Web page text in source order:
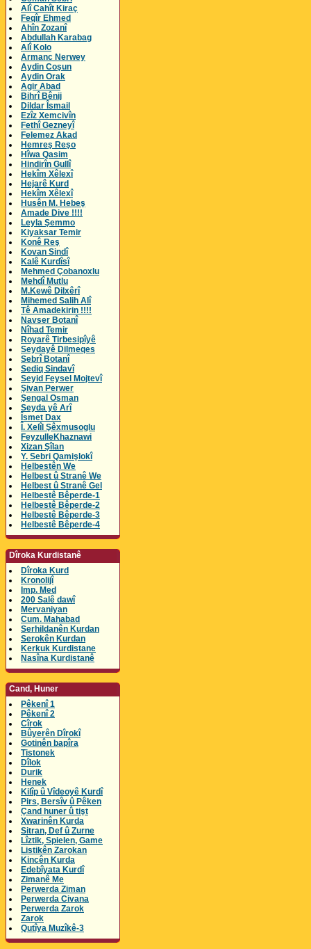
Alî Cahît Kiraç
Feqîr Ehmed
Ahîn Zozanî
Abdullah Karabag
Alî Kolo
Armanc Nerwey
Aydin Coşun
Aydin Orak
Agir Abad
Bihrî Bênij
Dildar Îsmail
Ezîz Xemcivîn
Fethî Gezneyî
Felemez Akad
Hemreş Reşo
Hîwa Qasim
Hindirîn Gullî
Hekîm Xêlexî
Hejarê Kurd
Hekîm Xêlexî
Husên M. Hebeş
Amade Dive !!!!
Leyla Şemmo
Kiyaksar Temir
Konê Reş
Kovan Sindî
Kalê Kurdîsî
Mehmed Çobanoxlu
Mehdî Mutlu
M.Kewê Dilxêrî
Mihemed Salih Alî
Tê Amadekirin !!!!
Navser Botanî
Nîhad Temir
Royarê Tirbesipîyê
Seydayê Dilmeqes
Sebrî Botanî
Sediq Sindavî
Seyid Feysel Mojtevî
Şivan Perwer
Şengal Osman
Seyda yê Arî
Îsmet Dax
Î. Xelîl Şêxmusoglu
FeyzulleKhaznawi
Xizan Şîlan
Y. Sebri Qamişlokî
Helbestên We
Helbest û Stranê We
Helbest û Stranê Gel
Helbestê Bêperde-1
Helbestê Bêperde-2
Helbestê Bêperde-3
Helbestê Bêperde-4
Dîroka Kurdistanê
Dîroka Kurd
Kronolijî
Imp. Med
200 Salê dawî
Mervaniyan
Cum. Mahabad
Serhildanên Kurdan
Serokên Kurdan
Kerkuk Kurdistane
Nasîna Kurdistanê
Cand, Huner
Pêkenî 1
Pêkenî 2
Cîrok
Bûyerên Dîrokî
Gotinên bapîra
Tistonek
Dîlok
Durik
Henek
Kilîp û Vîdeoyê Kurdî
Pirs, Bersîv û Pêken
Çand huner û tişt
Xwarinên Kurda
Sitran, Def û Zurne
Lîztik, Spielen, Game
Listikên Zarokan
Kincên Kurda
Edebîyata Kurdî
Zimanê Me
Perwerda Ziman
Perwerda Civana
Perwerda Zarok
Zarok
Qutîya Muzîkê-3